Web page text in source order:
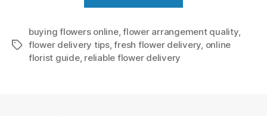
for
When
Tagi
buying flowers online,flower arrangement quality,
flower delivery tips,fresh flower delivery, online
florist guide, reliable flower delivery